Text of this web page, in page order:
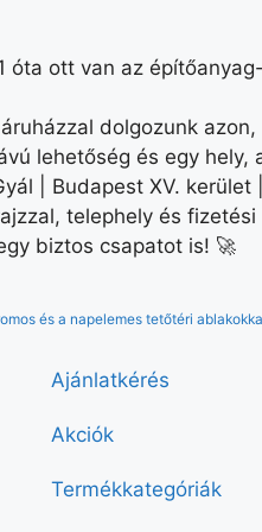
óta ott van az
dolgozunk
lehetőség és egy hely,
| Budapest XV. kerület
telephely és
biztos csapatot is! 🚀
és a napelemes tetőtéri
Ajánlatkérés
Akciók
Termékkategóriák